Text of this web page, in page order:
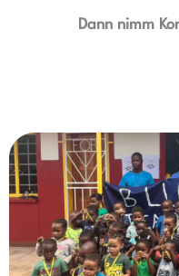
Dann nimm